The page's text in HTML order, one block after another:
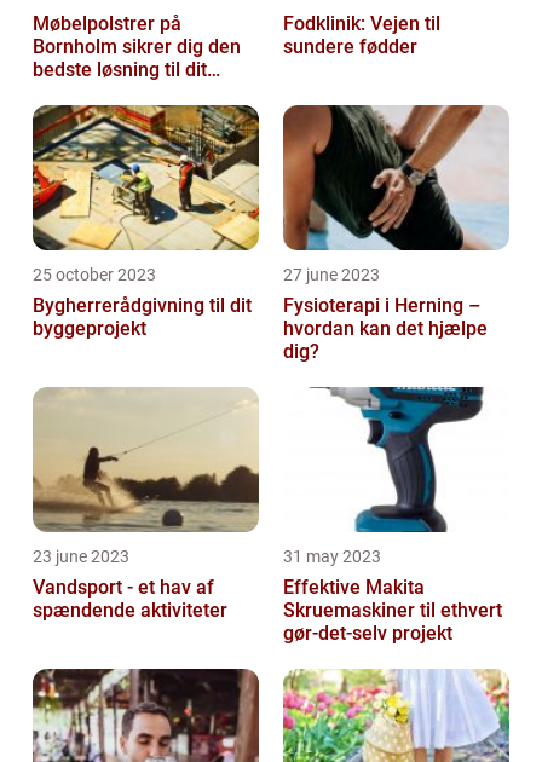
Møbelpolstrer på
Bornholm sikrer dig den
bedste løsning til dit
Fodklinik: Vejen til
sundere fødder
25 october 2023
Bygherrerådgivning til dit
byggeprojekt
27 june 2023
Fysioterapi i Herning –
hvordan kan det hjælpe
dig?
23 june 2023
Vandsport - et hav af
spændende aktiviteter
31 may 2023
Effektive Makita
Skruemaskiner til ethvert
gør-det-selv projekt